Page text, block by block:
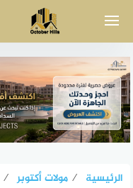
الرئيسية ⁄ مولات أكتوبر ⁄